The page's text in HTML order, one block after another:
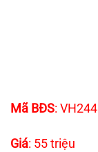
Mã BĐS: VH244
Giá: 55 triệu